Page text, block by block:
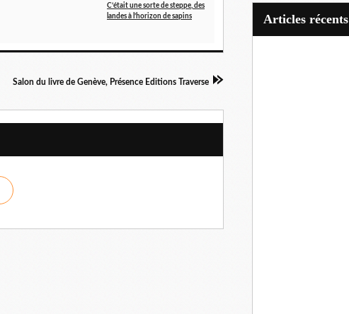
C’était une sorte de steppe, des
landes à l’horizon de sapins
Salon du livre de Genève, Présence Editions Traverse
articles récents